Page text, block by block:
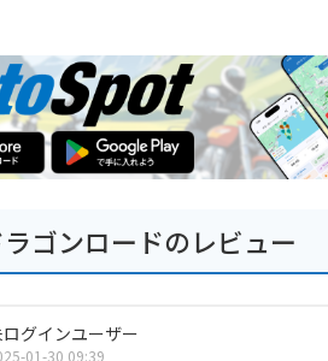
ゴンロードのレビュー
グインユーザー
01-30 09:39